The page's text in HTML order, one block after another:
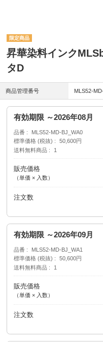
昇華染料インク
タD
商品管理番号 MLS52-
有効期限 ～2026年08月
品番
MLS52-MD-BJ_WA0
標準価格 (税抜)
50,600円
送料無料商品
1
販売価格
（単価 × 入数）
注文数
有効期限 ～2026年09月
品番
MLS52-MD-BJ_WA1
標準価格 (税抜)
50,600円
送料無料商品
1
販売価格
（単価 × 入数）
注文数